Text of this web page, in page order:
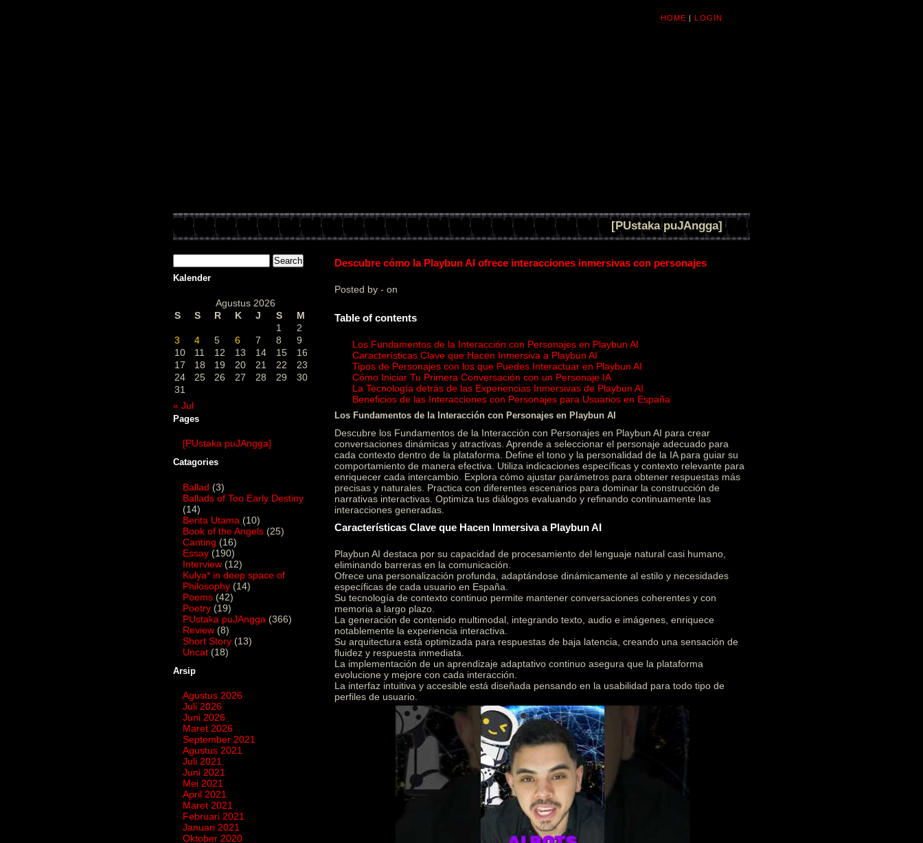
HOME |LOGIN
[PUstaka puJAngga]
Kalender
Agustus 2026
S
S R K J S
M
1
2
3
4 5 6 7 8
9
10
11 12 13 14 15
16
17
18 19 20 21 22
23
24
25 26 27 28 29
30
31
« Jul
Pages
[PUstaka puJAngga]
Catagories
Ballad (3)
Ballads of Too Early Destiny
(14)
Berita Utama (10)
Book of the Angels (25)
Canting (16)
Essay (190)
Interview (12)
Kulya* in deep space of
Philosophy (14)
Poems (42)
Poetry (19)
PUstaka puJAngga (366)
Review (8)
Short Story (13)
Uncat (18)
Arsip
Agustus 2026
Juli 2026
Juni 2026
Maret 2026
September 2021
Agustus 2021
Juli 2021
Juni 2021
Mei 2021
April 2021
Maret 2021
Februari 2021
Januari 2021
Oktober 2020
Descubre cómo la Playbun AI ofrece interacciones inmersivas con personajes
Posted by - on
Table of contents
Los Fundamentos de la Interacción con Personajes en Playbun AI
Características Clave que Hacen Inmersiva a Playbun AI
Tipos de Personajes con los que Puedes Interactuar en Playbun AI
Cómo Iniciar Tu Primera Conversación con un Personaje IA
La Tecnología detrás de las Experiencias Inmersivas de Playbun AI
Beneficios de las Interacciones con Personajes para Usuarios en España
Los Fundamentos de la Interacción con Personajes en Playbun AI
Descubre los Fundamentos de la Interacción con Personajes en Playbun AI para crear
conversaciones dinámicas y atractivas. Aprende a seleccionar el personaje adecuado para
cada contexto dentro de la plataforma. Define el tono y la personalidad de la IA para guiar su
comportamiento de manera efectiva. Utiliza indicaciones específicas y contexto relevante para
enriquecer cada intercambio. Explora cómo ajustar parámetros para obtener respuestas más
precisas y naturales. Practica con diferentes escenarios para dominar la construcción de
narrativas interactivas. Optimiza tus diálogos evaluando y refinando continuamente las
interacciones generadas.
Características Clave que Hacen Inmersiva a Playbun AI
Playbun AI destaca por su capacidad de procesamiento del lenguaje natural casi humano,
eliminando barreras en la comunicación.
Ofrece una personalización profunda, adaptándose dinámicamente al estilo y necesidades
específicas de cada usuario en España.
Su tecnología de contexto continuo permite mantener conversaciones coherentes y con
memoria a largo plazo.
La generación de contenido multimodal, integrando texto, audio e imágenes, enriquece
notablemente la experiencia interactiva.
Su arquitectura está optimizada para respuestas de baja latencia, creando una sensación de
fluidez y respuesta inmediata.
La implementación de un aprendizaje adaptativo continuo asegura que la plataforma
evolucione y mejore con cada interacción.
La interfaz intuitiva y accesible está diseñada pensando en la usabilidad para todo tipo de
perfiles de usuario.